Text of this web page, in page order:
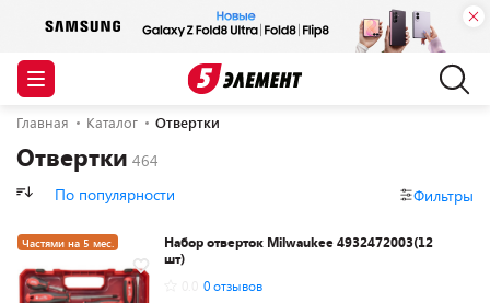
Главная Каталог Отвертки
Отвертки
По популярности Фильтры
Частями на 5 мес.
Набор отверток Milwaukee 4932472003(12
шт)
0 отзывов